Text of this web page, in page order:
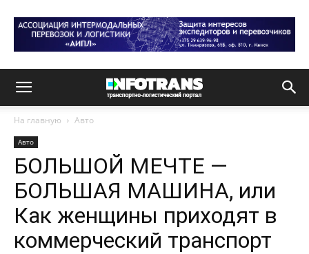
На главную Авто
Авто
БОЛЬШОЙ МЕЧТЕ —
БОЛЬШАЯ МАШИНА, или
Как женщины приходят в
коммерческий транспорт